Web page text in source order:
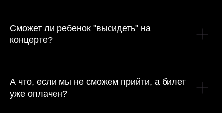
Сможет ли ребенок "высидеть" на
концерте?
А что, если мы не сможем прийти, а билет
уже оплачен?